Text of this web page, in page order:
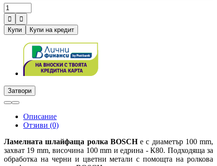


Купи
Купи на кредит
Затвори
Описание
Отзиви (0)
Ламелната шлайфаща ролка BOSCH е с диаметър 100 mm,
захват 19 mm, височина 100 mm и едрина - К80. Подходяща за
обработка на черни и цветни метали с помощта на ролкова